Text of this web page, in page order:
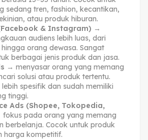
sedang tren, fashion, kecantikan,
atau produk hiburan.
& Instagram) →
audiens lebih luas, dari
orang dewasa. Sangat
berbagai jenis produk dan jasa.
→ menyasar orang yang memang
solusi atau produk tertentu.
spesifik dan sudah memiliki
tinggi.
Ads (Shopee, Tokopedia,
fokus pada orang yang memang
berbelanja. Cocok untuk produk
harga kompetitif.